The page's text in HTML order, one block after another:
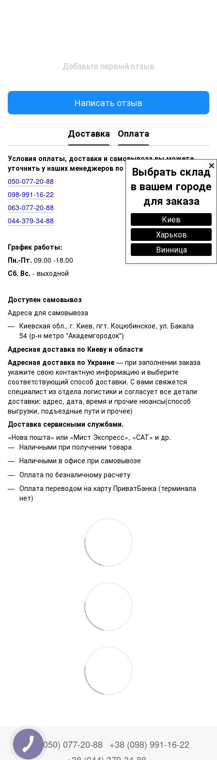
×
Выбрать склад
в вашем городе
для заказа
Киев
Харьков
Винница
Добавьте первый отзыв
Написать отзыв
Доставка Оплата
Условия оплаты, доставки и самовывоза вы можете
уточнить у наших менеджеров по номерам:
050‑077‑20‑88
098‑991‑16‑22
063‑077‑20‑88
044‑379‑34‑88
График работы:
Пн.-Пт. 09.00 -18.00
Сб. Вс. - выходной
Доступен самовывоз
Адреса для самовывоза
Киевская обл., г. Киев, пгт. Коцюбинское, ул. Бакала
54 (р-н метро "Академгородок")
Адресная доставка по Киеву и области
Адресная доставка по Украине — при заполнении заказа
укажите свою контактную информацию и выберите
соответствующий способ доставки. С вами свяжется
специалист из отдела логистики и согласует все детали
доставки: адрес, дата, время и прочие нюансы(способ
выгрузки, подъездные пути и прочее)
Доставка сервисными службами.
«Нова пошта» или «Мист Экспресс», «САТ» и др.
Наличными при получении товара
Наличными в офисе при самовывозе
Оплата по безналичному расчету
Оплата переводом на карту ПриватБанка (терминала
нет)
+38 (050) 077-20-88 +38 (098) 991-16-22